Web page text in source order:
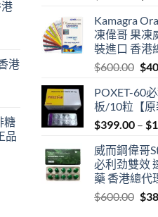
港
糖
品
Kamagra
凍偉哥 果凍
裝進口 香港
$600.00 $
POXET-60
板/10粒【原
$399.00 – $
威而鋼偉哥
必利劲雙效
藥 香港總代
$600.00 $